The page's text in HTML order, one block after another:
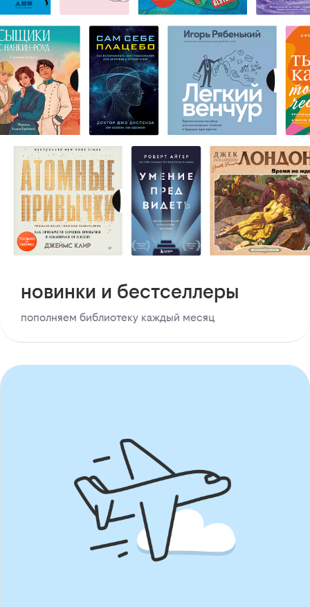
новинки и бестселлеры
пополняем библиотеку каждый месяц